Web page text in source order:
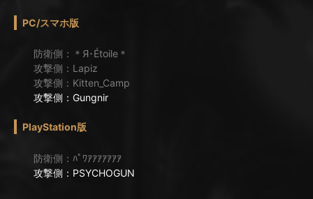
PC/スマホ版
防衛側：＊Я･Étoile＊
攻撃側：Lapiz
攻撃側：Kitten_Camp
攻撃側：Gungnir
PlayStation版
防衛側：ﾊﾟﾜｱｱｱｱｱｱｱ
攻撃側：PSYCHOGUN